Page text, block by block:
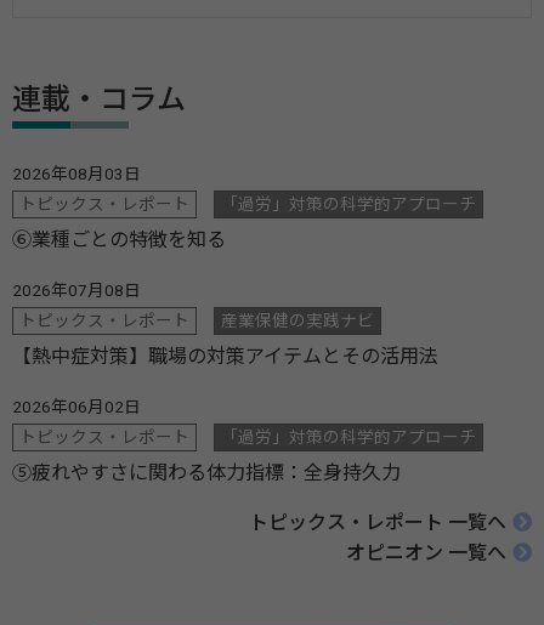
連載・コラム
2026年08月03日
トピックス・レポート
「過労」対策の科学的アプローチ
⑥業種ごとの特徴を知る
2026年07月08日
トピックス・レポート
産業保健の実践ナビ
【熱中症対策】職場の対策アイテムとその活用法
2026年06月02日
トピックス・レポート
「過労」対策の科学的アプローチ
⑤疲れやすさに関わる体力指標：全身持久力
トピックス・レポート 一覧へ
オピニオン 一覧へ